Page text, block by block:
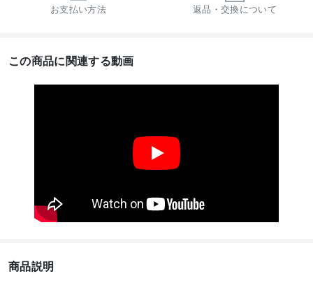
お支払い方法 返品・交換について
この商品に関連する動画
商品説明